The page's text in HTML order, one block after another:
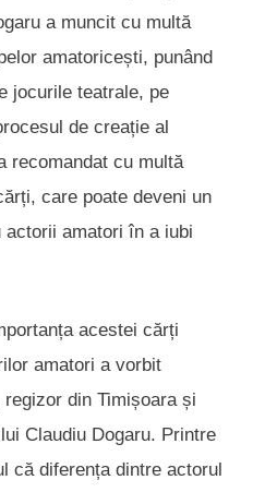
a muncit cu multă
amatoricești, punând
jocurile teatrale, pe
de creație al
recomandat cu multă
care poate deveni un
actorii amatori în a iubi
acestei cărți
amatori a vorbit
din Timișoara și
Claudiu Dogaru. Printre
că diferența dintre actorul